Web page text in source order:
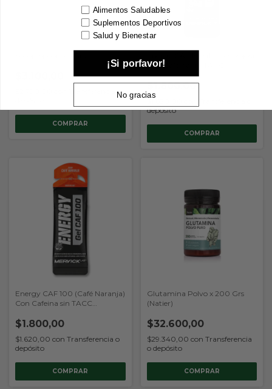
Transferencia o
COMPRAR
Con Cafeina sin TACC
(Mervick)
$1.800,00
depósito
Energy CAF 100 (Café Naranja)
Con Cafeina sin TACC
$1.800,00
$1.620,00 con Transferencia o
depósito
Glutamina Polvo x 200 Grs
(Natier)
$32.600,00
$29.340,00 con Transferencia
o depósito
Alimentos Saludables
Suplementos Deportivos
Salud y Bienestar
¡Si porfavor!
No gracias